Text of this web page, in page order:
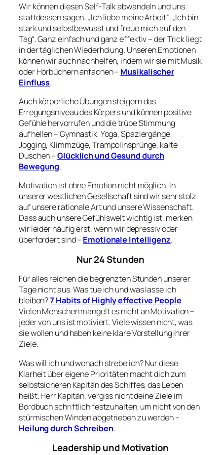
Wir können diesen Self-Talk abwandeln und uns
stattdessen sagen: „Ich liebe meine Arbeit“, „Ich bin
stark und selbstbewusst und freue mich auf den
Tag“. Ganz einfach und ganz effektiv – der Trick liegt
in der täglichen Wiederholung. Unseren Emotionen
können wir auch nachhelfen, indem wir sie mit Musik
oder Hörbüchern anfachen – Musikalischer
Einfluss.
Auch körperliche Übungen steigern das
Erregungsniveau des Körpers und können positive
Gefühle hervorrufen und die trübe Stimmung
aufhellen – Gymnastik, Yoga, Spaziergänge,
Jogging, Klimmzüge, Trampolinsprünge, kalte
Duschen –Glücklich und Gesund durch
Bewegung.
Motivation ist ohne Emotion nicht möglich. In
unserer westlichen Gesellschaft sind wir sehr stolz
auf unsere rationale Art und unsere Wissenschaft.
Dass auch unsere Gefühlswelt wichtig ist, merken
wir leider häufig erst, wenn wir depressiv oder
überfordert sind – Emotionale Intelligenz.
Nur 24 Stunden
Für alles reichen die begrenzten Stunden unserer
Tage nicht aus. Was tue ich und was lasse ich
bleiben?7 Habits of Highly effective People.
Vielen Menschen mangelt es nicht an Motivation –
jeder von uns ist motiviert. Viele wissen nicht, was
sie wollen und haben keine klare Vorstellung ihrer
Ziele.
Was will ich und wonach strebe ich? Nur diese
Klarheit über eigene Prioritäten macht dich zum
selbstsicheren Kapitän des Schiffes, das Leben
heißt. Herr Kapitän, vergiss nicht deine Ziele im
Bordbuch schriftlich festzuhalten, um nicht von den
stürmischen Winden abgetrieben zu werden –
Heilung durch Schreiben.
Leadership und Motivation